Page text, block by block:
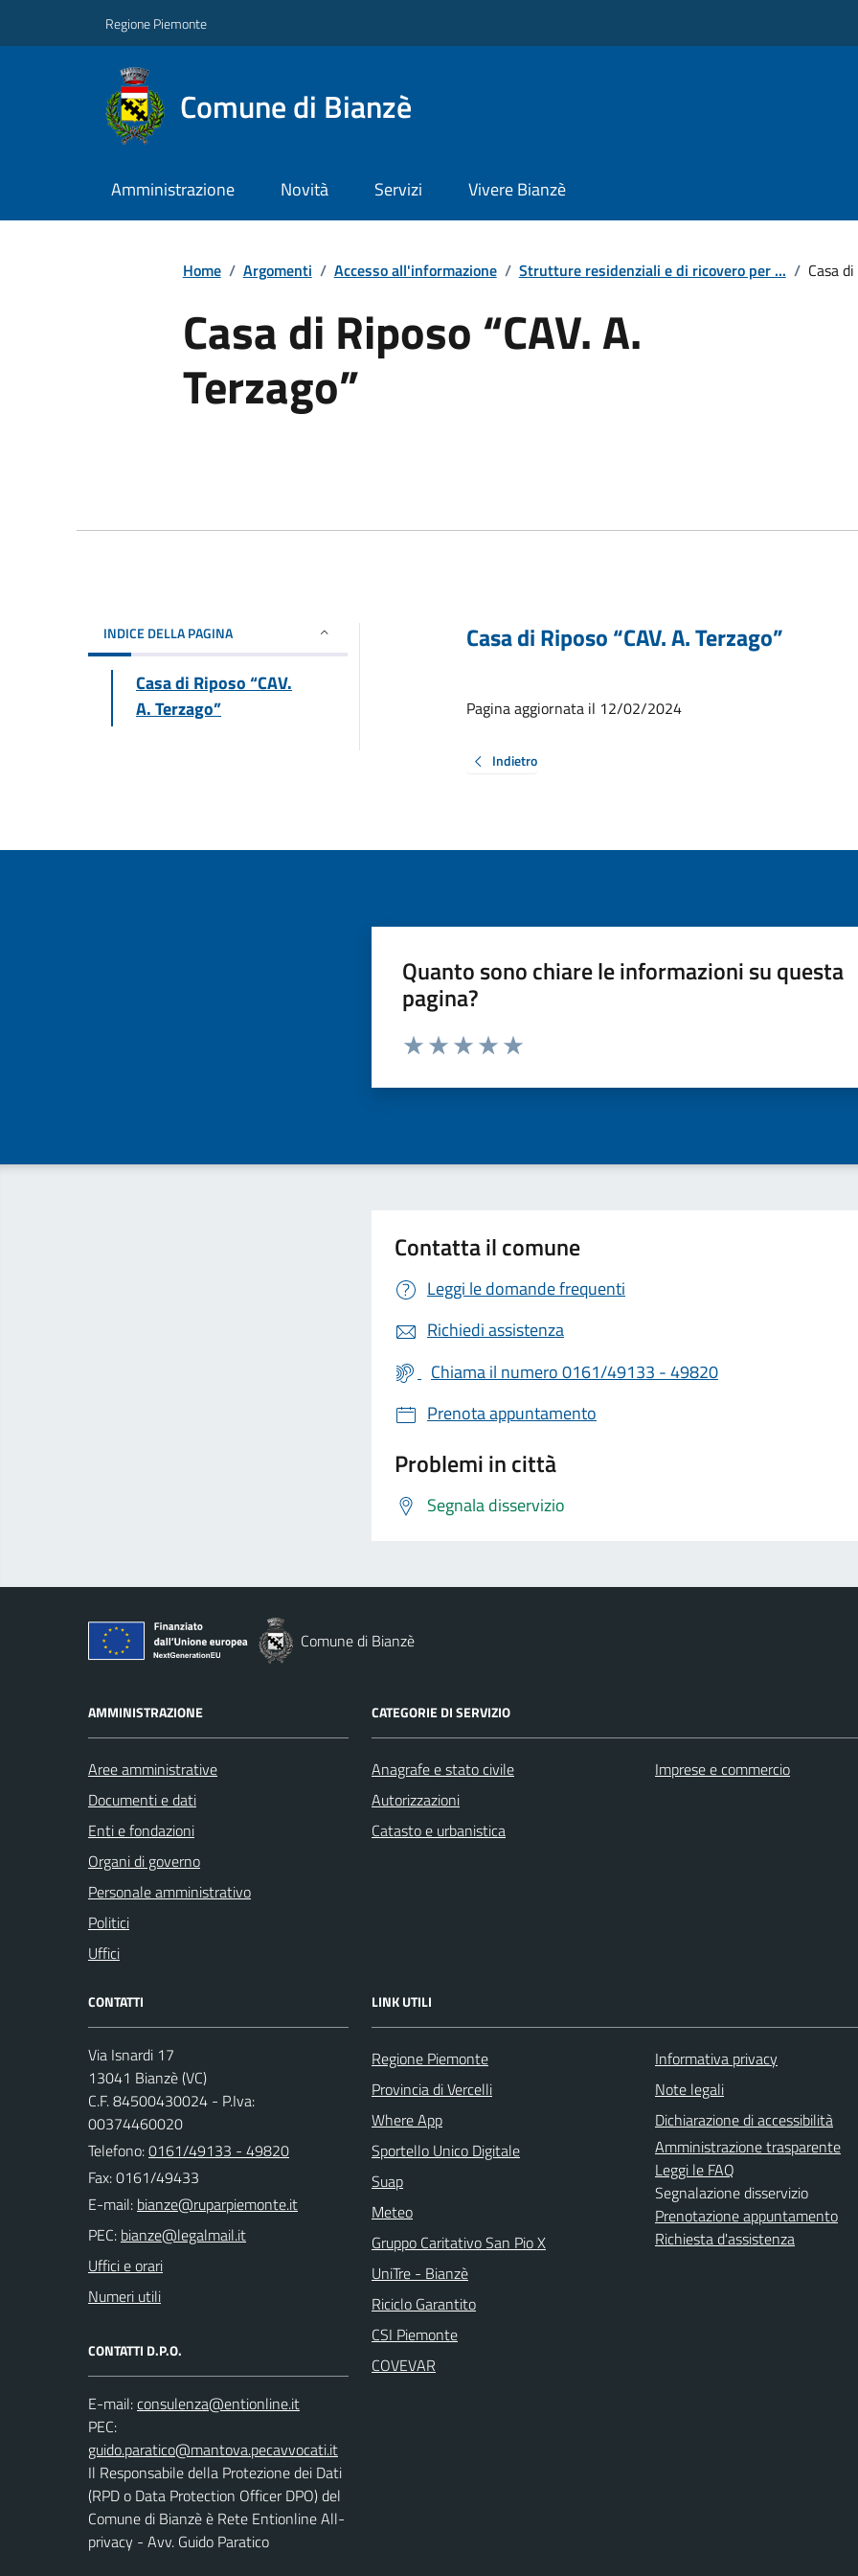
Regione Piemonte
Comune di Bianzè
Amministrazione Novità Servizi Vivere Bianzè
Home / Argomenti / Accesso all'informazione / Strutture residenziali e di ricovero per ... / Casa
Casa di Riposo “CAV. A.
Terzago”
INDICE DELLA PAGINA
Casa di Riposo “CAV.
A. Terzago”
Casa di Riposo “CAV. A. Terzago”
Pagina aggiornata il 12/02/2024
Indietro
Quanto sono chiare le informazioni su questa
pagina?
Valuta da 1 a 5 stelle la pagina
Contatta il comune
Leggi le domande frequenti
Richiedi assistenza
Chiama il numero 0161/49133 - 49820
Prenota appuntamento
Problemi in città
Segnala disservizio
Comune di Bianzè
AMMINISTRAZIONE
Aree amministrative
Documenti e dati
Enti e fondazioni
Organi di governo
Personale amministrativo
Politici
Uffici
CATEGORIE DI SERVIZIO
Anagrafe e stato civile
Autorizzazioni
Catasto e urbanistica
Imprese e commercio
CONTATTI
Via Isnardi 17
13041 Bianzè (VC)
C.F. 84500430024 - P.Iva:
00374460020
Telefono:0161/49133 - 49820
Fax: 0161/49433
E-mail:
PEC:
Uffici e orari
Numeri utili
CONTATTI D.P.O.
E-mail:
PEC:
Il Responsabile della Protezione dei Dati
(RPD o Data Protection Officer DPO) del
Comune di Bianzè è Rete Entionline All-
privacy - Avv. Guido Paratico
LINK UTILI
Regione Piemonte
Provincia di Vercelli
Where App
Sportello Unico Digitale
Suap
Meteo
Gruppo Caritativo San Pio X
UniTre - Bianzè
Riciclo Garantito
CSI Piemonte
COVEVAR
Informativa privacy
Note legali
Dichiarazione di accessibilità
Amministrazione trasparente
Leggi le FAQ
Segnalazione disservizio
Prenotazione appuntamento
Richiesta d'assistenza